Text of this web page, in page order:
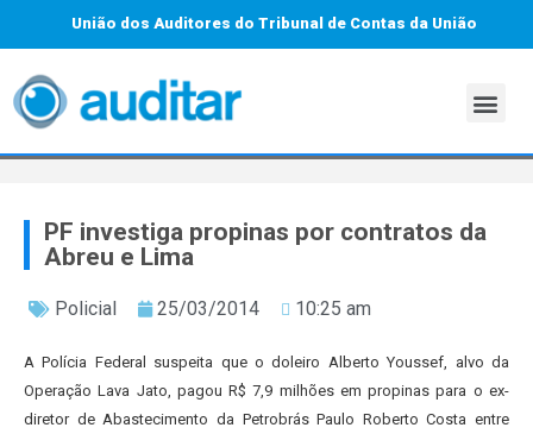
União dos Auditores do Tribunal de Contas da União
PF investiga propinas por contratos da
Abreu e Lima
Policial 25/03/2014 10:25 am
A Polícia Federal suspeita que o doleiro Alberto Youssef, alvo da
Operação Lava Jato, pagou R$ 7,9 milhões em propinas para o ex-
diretor de Abastecimento da Petrobrás Paulo Roberto Costa entre